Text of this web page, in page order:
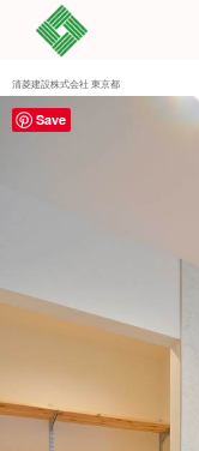
清菱建設株式会社 東京都
Save